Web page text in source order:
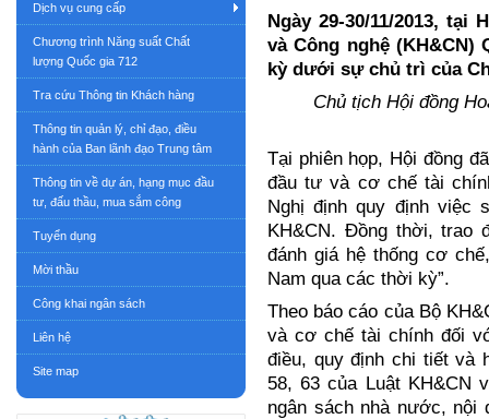
Dịch vụ cung cấp
Chương trình Năng suất Chất
lượng Quốc gia 712
Tra cứu Thông tin Khách hàng
Thông tin quản lý, chỉ đạo, điều
hành của Ban lãnh đạo Trung tâm
Thông tin về dự án, hạng mục đầu
tư, đấu thầu, mua sắm công
Tuyển dụng
Mời thầu
Công khai ngân sách
Liên hệ
Site map
Ngày 29-30/11/2013, tại
và Công nghệ
kỳ dưới sự chủ trì của
Chủ tịch Hội đồng
Tại phiên họp, Hội đồng
đầu tư và cơ chế tài
Nghị định quy định việc
KH&CN. Đồng thời, trao
đánh giá hệ thống cơ
Nam qua các thời kỳ”.
Theo báo cáo của Bộ
và cơ chế tài chính đối
điều, quy định chi tiết và
58, 63 của Luật KH&CN
ngân sách nhà nước, nội